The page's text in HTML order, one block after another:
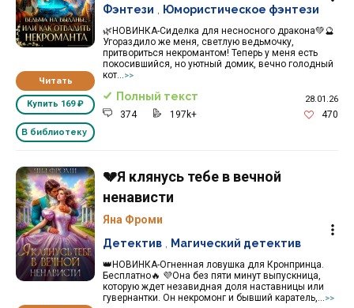
Читать
Купить 169 ₽
В библиотеку
🌿НОВИНКА-Сиделка для несносного дракона💚🔮
Угораздило же меня, светлую ведьмочку,
притвориться некромантом! Теперь у меня есть
покосившийся, но уютный домик, вечно голодный
кот...
>>
Фэнтези Юмористическое фэнтези
Полный текст 28.01.26
374 197k+ 470
💔Я клянусь тебе в вечной
ненависти
Яна Фроми
👑НОВИНКА-Огненная ловушка для Кронпринца.
Бесплатно🔥 💜Она без пяти минут выпускница,
которую ждет незавидная доля наставницы или
гувернантки. Он некромонг и бывший каратель,...
>>
Детектив Магический детектив